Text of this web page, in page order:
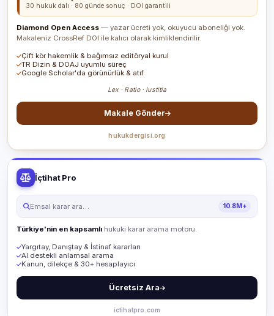
30 hukuk dalı · 80 günde sonuç · DOI garantili
Diamond Open Access — yazar ücreti yok, okuyucu aboneliği yok.
Makaleniz CrossRef DOI ile kalıcı olarak kimliklendirilir.
Çift kör hakemlik & bağımsız editöryal kurul
TR Dizin & DOAJ uyumlu süreç
Google Scholar'da görünürlük & atıf
Lex · Ratio · Iustitia
Makale Gönder
hukukdergisi.org
İçtihat Pro
Emsal karar ara… 10.8M+
Türkiye'nin en kapsamlı hukuki karar arama motoru.
Yargıtay, Danıştay & İstinaf kararları
AI destekli anlamsal arama
Kanun, dilekçe & 30+ hesaplayıcı
Ücretsiz Ara
ictihatpro.com